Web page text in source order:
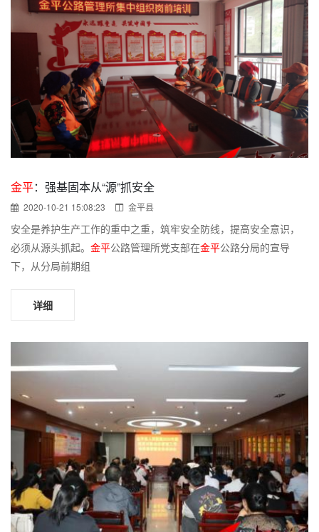
金平：强基固本从“源”抓安全
2020-10-21 15:08:23 金平县
安全是养护生产工作的重中之重，筑牢安全防线，提高安全意识，
必须从源头抓起。 金平公路管理所党支部在金平公路分局的宣导
下，从分局前期组
详细